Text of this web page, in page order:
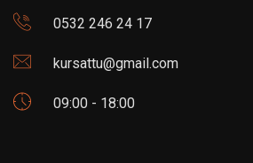
0532 246 24 17
kursattu@gmail.com
09:00 - 18:00